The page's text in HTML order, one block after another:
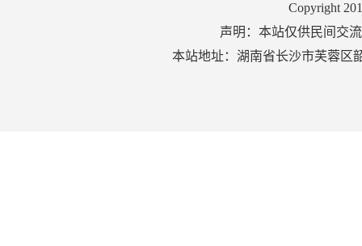
Copyright
声明：本站仅供民间交
本站地址：湖南省长沙市芙蓉区